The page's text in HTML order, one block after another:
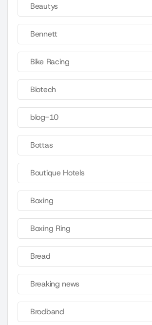
Beautys
Bennett
Bike Racing
Biotech
blog-10
Bottas
Boutique Hotels
Boxing
Boxing Ring
Bread
Breaking news
Brodband